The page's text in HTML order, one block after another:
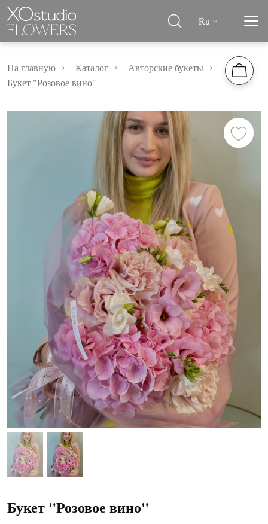
Ru
На главную Каталог
Авторские букеты
Букет "Розовое вино"
Букет "Розовое вино"